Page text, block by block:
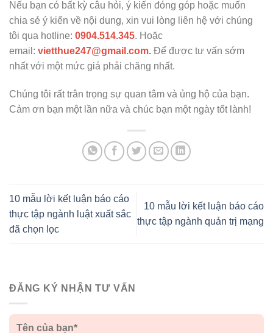
Nếu bạn có bất kỳ câu hỏi, ý kiến đóng góp hoặc muốn
chia sẻ ý kiến về nội dung, xin vui lòng liên hệ với chúng
tôi qua hotline: 0904.514.345. Hoặc
email: vietthue247@gmail.com. Để được tư vấn sớm
nhất với một mức giá phải chăng nhất.
Chúng tôi rất trân trọng sự quan tâm và ủng hộ của bạn.
Cảm ơn bạn một lần nữa và chúc bạn một ngày tốt lành!
10 mẫu lời kết luận báo cáo
thực tập ngành luật xuất sắc
đã chọn lọc
10 mẫu lời kết luận báo cáo
thực tập ngành quản trị mạng
ĐĂNG KÝ NHẬN TƯ VẤN